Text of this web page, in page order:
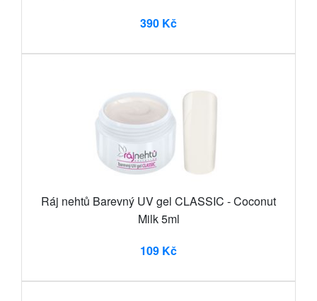
390 Kč
Ráj nehtů Barevný UV gel CLASSIC - Coconut
Milk 5ml
109 Kč